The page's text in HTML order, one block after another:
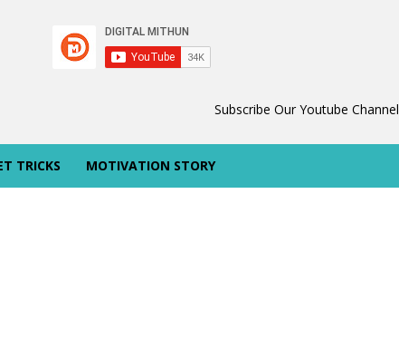
Subscribe Our Youtube Channel
TRICKS MOTIVATION STORY